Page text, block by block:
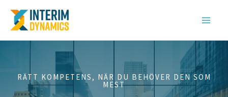
MENU
RÄTT KOMPETENS, NÄR DU BEHÖVER DEN SOM
MEST